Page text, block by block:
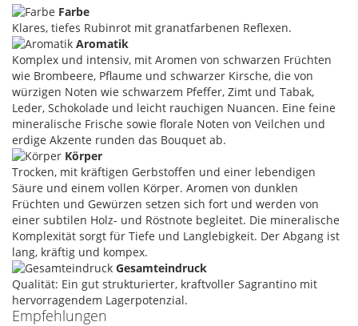
Farbe
Klares, tiefes Rubinrot mit granatfarbenen Reflexen.
Aromatik
Komplex und intensiv, mit Aromen von schwarzen Früchten
wie Brombeere, Pflaume und schwarzer Kirsche, die von
würzigen Noten wie schwarzem Pfeffer, Zimt und Tabak,
Leder, Schokolade und leicht rauchigen Nuancen. Eine feine
mineralische Frische sowie florale Noten von Veilchen und
erdige Akzente runden das Bouquet ab.
Körper
Trocken, mit kräftigen Gerbstoffen und einer lebendigen
Säure und einem vollen Körper. Aromen von dunklen
Früchten und Gewürzen setzen sich fort und werden von
einer subtilen Holz- und Röstnote begleitet. Die mineralische
Komplexität sorgt für Tiefe und Langlebigkeit. Der Abgang ist
lang, kräftig und kompex.
Gesamteindruck
Qualität: Ein gut strukturierter, kraftvoller Sagrantino mit
hervorragendem Lagerpotenzial.
Empfehlungen